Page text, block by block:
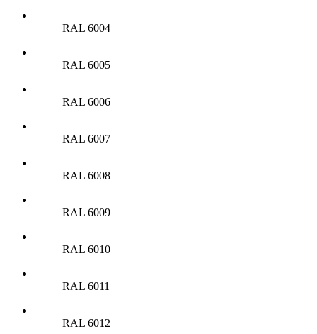
RAL 6004
RAL 6005
RAL 6006
RAL 6007
RAL 6008
RAL 6009
RAL 6010
RAL 6011
RAL 6012